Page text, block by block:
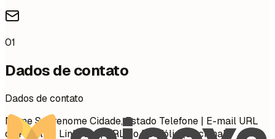
01
Dados de contato
Dados de contato
Nome Sobrenome Cidade, Estado Telefone | E-mail URL
do Perfil do LinkedIn | URL do Portfólio (Opcional)